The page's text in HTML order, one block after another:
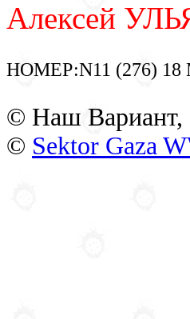
Алексей
НОМЕР:N11 (276)
© Наш Вариант,
© Sektor Gaza